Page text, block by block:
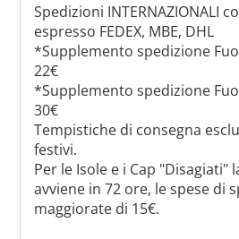
Spedizioni INTERNAZIONALI
espresso FEDEX, MBE, DHL
*Supplemento spedizione
22€
*Supplemento spedizione
30€
Tempistiche di consegna
festivi.
Per le Isole e i Cap "Disagiati"
avviene in 72 ore, le spese di
maggiorate di 15€.